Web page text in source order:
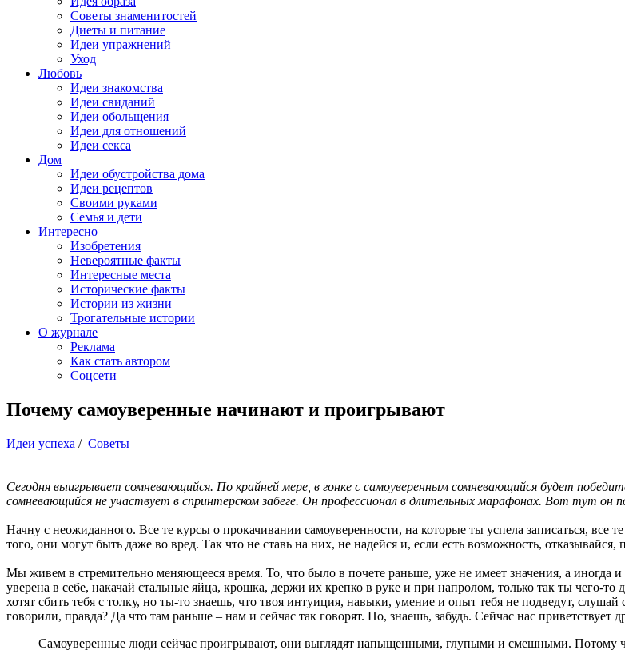
Советы знаменитостей
Диеты и питание
Идеи упражнений
Уход
Любовь
Идеи знакомства
Идеи свиданий
Идеи обольщения
Идеи для отношений
Идеи секса
Дом
Идеи обустройства дома
Идеи рецептов
Своими руками
Семья и дети
Интересно
Изобретения
Невероятные факты
Интересные места
Исторические факты
Истории из жизни
Трогательные истории
О журнале
Реклама
Как стать автором
Соцсети
Почему самоуверенные начинают и проигрывают
Идеи успеха / Советы
Сегодня выигрывает сомневающийся. По крайней мере, в гонке с самоуверенным сомневающийся будет
сомневающийся не участвует в спринтерском забеге. Он профессионал в длительных марафонах. Вот тут он
Начну с неожиданного. Все те курсы о прокачивании самоуверенности, на которые ты успела записаться, все
того, они могут быть даже во вред. Так что не ставь на них, не надейся и, если есть возможность,
Мы живем в стремительно меняющееся время. То, что было в почете раньше, уже не имеет значения, а иногда
уверена в себе, накачай стальные яйца, крошка, держи их крепко в руке и при напролом, только так ты чего-
хотят сбить тебя с толку, но ты-то знаешь, что твоя интуиция, навыки, умение и опыт тебя не подведут,
говорили, правда? Да что там раньше – нам и сейчас так говорят. Но, знаешь, забудь. Сейчас нас приветствует
Самоуверенные люди сейчас проигрывают, они выглядят напыщенными, глупыми и смешными. Потому